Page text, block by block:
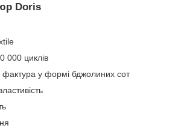
Doris
000 циклів
у формі бджолиних сот